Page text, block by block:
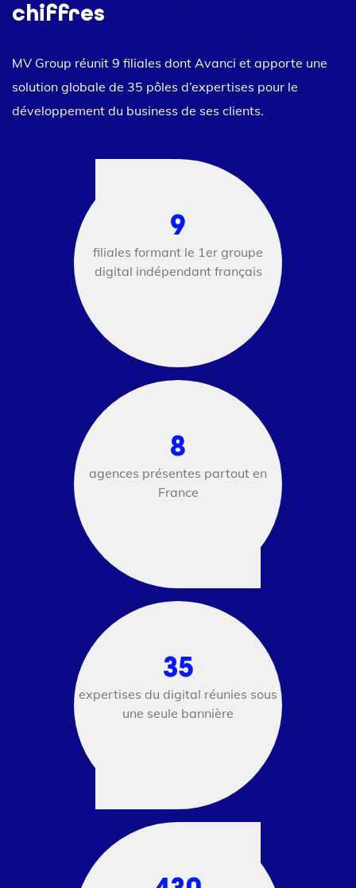
chiffres
MV Group réunit 9 filiales dont Avanci et apporte une
solution globale de 35 pôles d’expertises pour le
développement du business de ses clients.
9
filiales formant le 1er groupe
digital indépendant français
8
agences présentes partout en
France
35
expertises du digital réunies sous
une seule bannière